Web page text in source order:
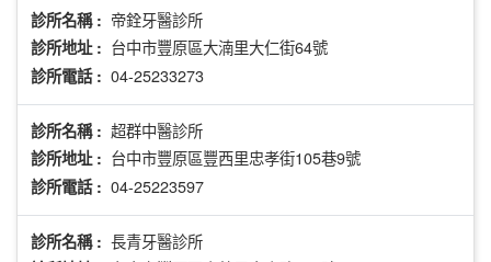
診所名稱 : 帝銓牙醫診所
診所地址 : 台中市豐原區大湳里大仁街64號
診所電話 : 04-25233273
診所名稱 : 超群中醫診所
診所地址 : 台中市豐原區豐西里忠孝街105巷9號
診所電話 : 04-25223597
診所名稱 : 長青牙醫診所